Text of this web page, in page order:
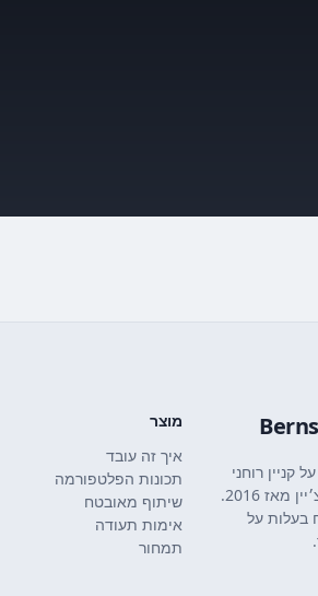
קניין רוחני
מבוססת בלוקצ׳יין מאז 2016.
בעלות על
מוצר
איך זה עובד
תכונות הפלטפורמה
שיתוף מאובטח
אימות תעודה
תמחור